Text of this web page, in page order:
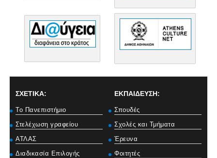
ΣΧΕΤΙΚΑ:
Το Πανεπιστήμιο
Στελέχωση γραφείου
ΑΤΛΑΣ
Διαδικασία Επιλογής
ΕΚΠΑΙΔΕΥΣΗ:
Σπουδές
Σχολές και Τμήματα
Έρευνα
Φοιτητές